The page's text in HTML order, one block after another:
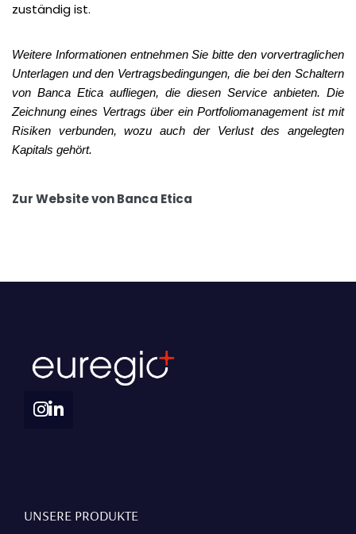
zuständig ist.
Weitere Informationen entnehmen Sie bitte den vorvertraglichen
Unterlagen und den Vertragsbedingungen, die bei den Schaltern
von Banca Etica aufliegen, die diesen Service anbieten. Die
Zeichnung eines Vertrags über ein Portfoliomanagement ist mit
Risiken verbunden, wozu auch der Verlust des angelegten
Kapitals gehört.
Zur Website von Banca Etica
UNSERE PRODUKTE